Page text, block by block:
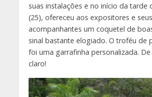
suas instalações e no início da tarde
(25), ofereceu aos expositores e seus
acompanhantes um coquetel de
sinal bastante elogiado. O troféu de
foi uma garrafinha personalizada. De
claro!